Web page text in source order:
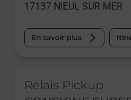
17137 NIEUL SUR MER
En savoir plus
Relais Pickup